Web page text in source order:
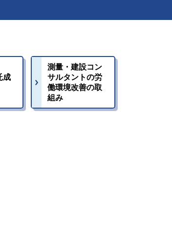
成
測量・建設コン
サルタントの労
働環境改善の取
組み